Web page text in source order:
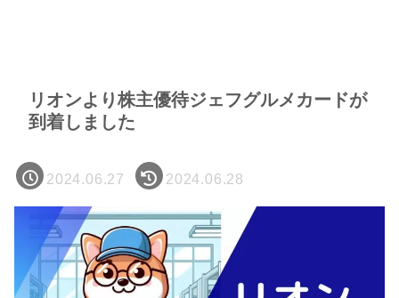
リオンより株主優待ジェフグルメカードが
到着しました
2024.06.27 2024.06.28